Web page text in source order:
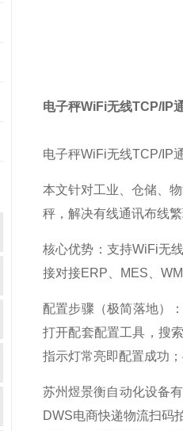
电子秤WiFi无线TCP/IP
电子秤WiFi无线TCP/IP
本文针对工业、仓储、
秤，解决有线通讯布线
核心优势：支持WiFi无
接对接ERP、MES、
配置步骤（极简落地）
打开配套配置工具，搜
指示灯常亮即配置成功
苏州煜景衡自动化设备
DWS电商快递物流扫码